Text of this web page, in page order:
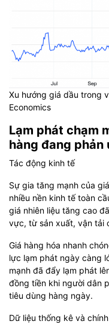
Xu hướng giá dầu trong
Economics
Lạm phát chạm
hàng đang phản
Tác động kinh tế
Sự gia tăng mạnh của
nhiều nền kinh tế toàn
giá nhiên liệu tăng cao
vực, từ sản xuất, vận tải
Giá hàng hóa nhanh
lực lạm phát ngày càng
mạnh đã đẩy lạm phát
đồng tiền khi người dân
tiêu dùng hàng ngày.
Dữ liệu thống kê và